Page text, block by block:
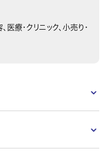
医療・クリニック、小売り・